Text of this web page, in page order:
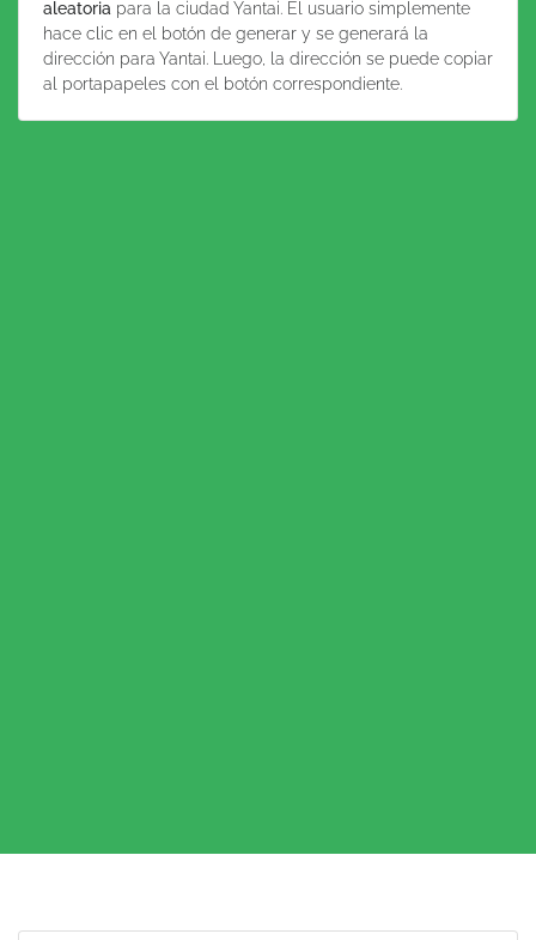
aleatoria para la ciudad Yantai. El usuario simplemente
hace clic en el botón de generar y se generará la
dirección para Yantai. Luego, la dirección se puede copiar
al portapapeles con el botón correspondiente.